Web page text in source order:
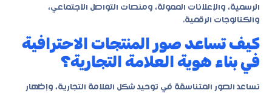
الرسمية، والإعلانات الممولة، ومنصات التواصل الاجتماعي،
والكتالوجات الرقمية.
كيف تساعد صور المنتجات الاحترافية
في بناء هوية العلامة التجارية؟
تساعد الصور المتناسقة في توحيد شكل العلامة التجارية، وإظهار